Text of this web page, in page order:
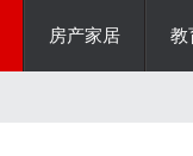
房产家居 教